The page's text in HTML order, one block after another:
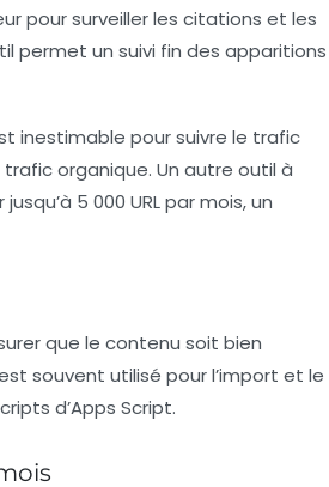
pour surveiller les citations et les
permet un suivi fin des apparitions
inestimable pour suivre le trafic
organique. Un autre outil à
5 000 URL par mois, un
que le contenu soit bien
souvent utilisé pour l’import et le
d’Apps Script.